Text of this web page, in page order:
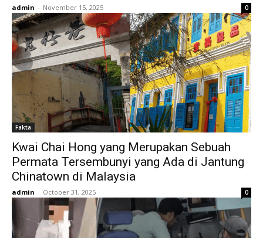
admin - November 15, 2025 0
Fakta
Kwai Chai Hong yang Merupakan Sebuah
Permata Tersembunyi yang Ada di Jantung
Chinatown di Malaysia
admin - October 31, 2025 0